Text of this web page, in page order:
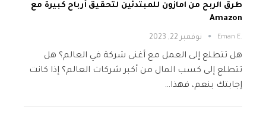
طرق الربح من امازون للمبتدئين لتحقيق أرباح كبيرة مع
Amazon
.Eman E نوفمبر 22, 2023
هل تتطلع إلى العمل مع أغنى شركة في العالم؟ هل
تتطلع إلى كسب المال من أكبر شركات العالم؟ إذا كانت
إجابتك بنعم، فهذا…